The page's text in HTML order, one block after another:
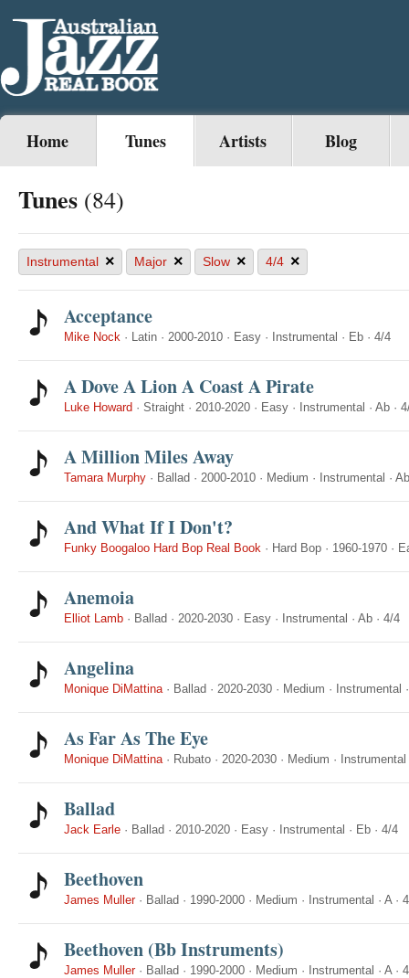
Home Tunes Artists Blog
Tunes (84)
Instrumental × Major × Slow × 4/4 ×
Acceptance
Mike Nock · Latin · 2000-2010 · Easy · Instrumental · Eb · 4/4
A Dove A Lion A Coast A Pirate
Luke Howard · Straight · 2010-2020 · Easy · Instrumental · Ab ·
A Million Miles Away
Tamara Murphy · Ballad · 2000-2010 · Medium · Instrumental · Ab
And What If I Don't?
Funky Boogaloo Hard Bop Real Book · Hard Bop · 1960-1970 ·
Anemoia
Elliot Lamb · Ballad · 2020-2030 · Easy · Instrumental · Ab · 4/4
Angelina
Monique DiMattina· Ballad · 2020-2030 · Medium · Instrumental
As Far As The Eye
Monique DiMattina· Rubato · 2020-2030 · Medium · Instrumental
Ballad
Jack Earle · Ballad · 2010-2020 · Easy · Instrumental · Eb · 4/4
Beethoven
James Muller· Ballad · 1990-2000 · Medium · Instrumental · A·
Beethoven (Bb Instruments)
James Muller· Ballad · 1990-2000 · Medium · Instrumental · A·